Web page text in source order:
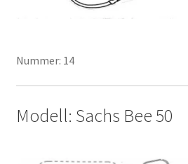
Nummer: 14
Modell: Sachs Bee 50